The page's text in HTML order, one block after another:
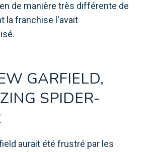
de manière très différente de
la franchise l'avait
GARFIELD,
SPIDER-
aurait été frustré par les